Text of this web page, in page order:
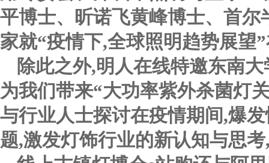
平博士、昕诺飞黄峰博士、首
家就“疫情下,全球照明趋势展望
除此之外,明人在线特邀东南
为我们带来“大功率紫外杀菌灯
与行业人士探讨在疫情期间,爆
题,激发灯饰行业的新认知与思